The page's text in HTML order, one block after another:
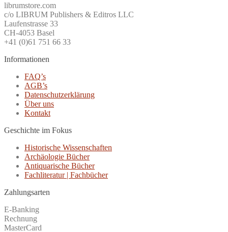
librumstore.com
c/o LIBRUM Publishers & Editros LLC
Laufenstrasse 33
CH-4053 Basel
+41 (0)61 751 66 33
Informationen
FAQ’s
AGB’s
Datenschutzerklärung
Über uns
Kontakt
Geschichte im Fokus
Historische Wissenschaften
Archäologie Bücher
Antiquarische Bücher
Fachliteratur | Fachbücher
Zahlungsarten
E-Banking
Rechnung
MasterCard